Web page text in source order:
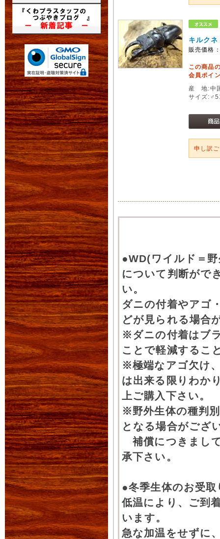
キルク
販売価格
この商品
会員ポイ
産 地:中
サイズ
申し訳
●WD(ワイルド＝
について判断がで
い。
ダニの付着やアゴ
どが見られる場合
※ダニの付着はブ
ことで軽減するこ
※極端なアゴ欠け
は出来る限りわか
上ご購入下さい。
※野外生体の種判
となる場合がござ
補償につきまし
承下さい。
●冬季生体のお受
低温により、ご到
います。
急な加温をせずに